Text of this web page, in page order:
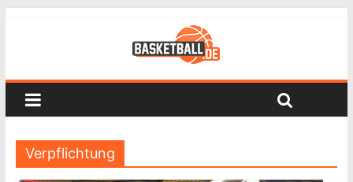
Verpflichtung